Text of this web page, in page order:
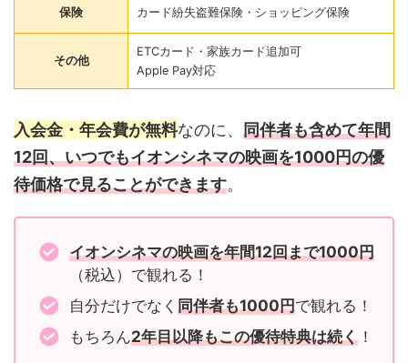
保険 カード紛失盗難保険・ショッピング保険
その他
ETCカード・家族カード追加可
Apple Pay対応
入会金・年会費が無料なのに、 同伴者も含めて年間
12回、いつでもイオンシネマの映画を1000円の優
待価格で見ることができます。
イオンシネマの映画を年間12回まで1000円
（税込）で観れる！
自分だけでなく 同伴者も1000円で観れる！
もちろん2年目以降もこの優待特典は続く！